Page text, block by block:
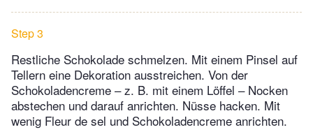
Step 3
Restliche Schokolade schmelzen. Mit einem Pinsel auf
Tellern eine Dekoration ausstreichen. Von der
Schokoladencreme – z. B. mit einem Löffel – Nocken
abstechen und darauf anrichten. Nüsse hacken. Mit
wenig Fleur de sel und Schokoladencreme anrichten.